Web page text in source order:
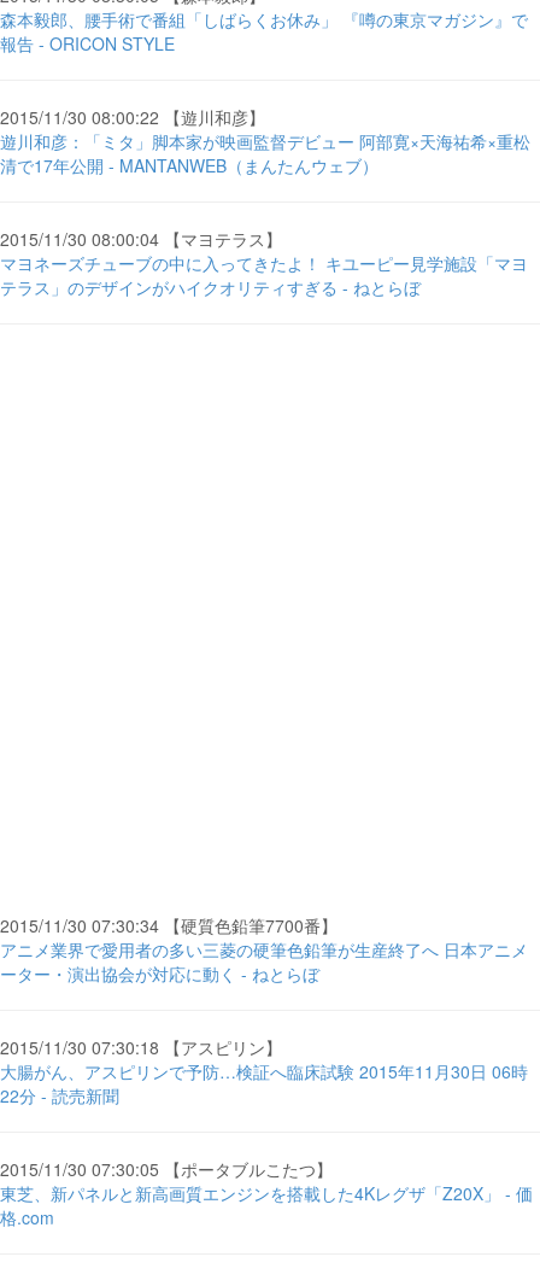
森本毅郎、腰手術で番組「しばらくお休み」 『噂の東京マガジン』で
報告 - ORICON STYLE
2015/11/30 08:00:22 【遊川和彦】
遊川和彦：「ミタ」脚本家が映画監督デビュー 阿部寛×天海祐希×重松
清で17年公開 - MANTANWEB（まんたんウェブ）
2015/11/30 08:00:04 【マヨテラス】
マヨネーズチューブの中に入ってきたよ！ キユーピー見学施設「マヨ
テラス」のデザインがハイクオリティすぎる - ねとらぼ
2015/11/30 07:30:34 【硬質色鉛筆7700番】
アニメ業界で愛用者の多い三菱の硬筆色鉛筆が生産終了へ 日本アニメ
ーター・演出協会が対応に動く - ねとらぼ
2015/11/30 07:30:18 【アスピリン】
大腸がん、アスピリンで予防…検証へ臨床試験 2015年11月30日 06時
22分 - 読売新聞
2015/11/30 07:30:05 【ポータブルこたつ】
東芝、新パネルと新高画質エンジンを搭載した4Kレグザ「Z20X」 - 価
格.com